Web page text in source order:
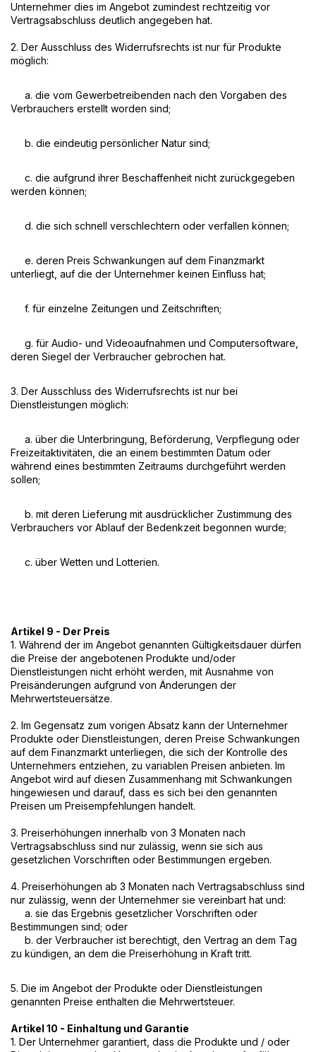
Unternehmer dies im Angebot zumindest rechtzeitig vor
Vertragsabschluss deutlich angegeben hat.
2. Der Ausschluss des Widerrufsrechts ist nur für Produkte
möglich:
a. die vom Gewerbetreibenden nach den Vorgaben des
Verbrauchers erstellt worden sind;
b. die eindeutig persönlicher Natur sind;
c. die aufgrund ihrer Beschaffenheit nicht zurückgegeben
werden können;
d. die sich schnell verschlechtern oder verfallen können;
e. deren Preis Schwankungen auf dem Finanzmarkt
unterliegt, auf die der Unternehmer keinen Einfluss hat;
f. für einzelne Zeitungen und Zeitschriften;
g. für Audio- und Videoaufnahmen und Computersoftware,
deren Siegel der Verbraucher gebrochen hat.
3. Der Ausschluss des Widerrufsrechts ist nur bei
Dienstleistungen möglich:
a. über die Unterbringung, Beförderung, Verpflegung oder
Freizeitaktivitäten, die an einem bestimmten Datum oder
während eines bestimmten Zeitraums durchgeführt werden
sollen;
b. mit deren Lieferung mit ausdrücklicher Zustimmung des
Verbrauchers vor Ablauf der Bedenkzeit begonnen wurde;
c. über Wetten und Lotterien.
Artikel 9 - Der Preis
1. Während der im Angebot genannten Gültigkeitsdauer dürfen
die Preise der angebotenen Produkte und/oder
Dienstleistungen nicht erhöht werden, mit Ausnahme von
Preisänderungen aufgrund von Änderungen der
Mehrwertsteuersätze.
2. Im Gegensatz zum vorigen Absatz kann der Unternehmer
Produkte oder Dienstleistungen, deren Preise Schwankungen
auf dem Finanzmarkt unterliegen, die sich der Kontrolle des
Unternehmers entziehen, zu variablen Preisen anbieten. Im
Angebot wird auf diesen Zusammenhang mit Schwankungen
hingewiesen und darauf, dass es sich bei den genannten
Preisen um Preisempfehlungen handelt.
3. Preiserhöhungen innerhalb von 3 Monaten nach
Vertragsabschluss sind nur zulässig, wenn sie sich aus
gesetzlichen Vorschriften oder Bestimmungen ergeben.
4. Preiserhöhungen ab 3 Monaten nach Vertragsabschluss sind
nur zulässig, wenn der Unternehmer sie vereinbart hat und:
a. sie das Ergebnis gesetzlicher Vorschriften oder
Bestimmungen sind; oder
b. der Verbraucher ist berechtigt, den Vertrag an dem Tag
zu kündigen, an dem die Preiserhöhung in Kraft tritt.
5. Die im Angebot der Produkte oder Dienstleistungen
genannten Preise enthalten die Mehrwertsteuer.
Artikel 10 - Einhaltung und Garantie
1. Der Unternehmer garantiert, dass die Produkte und / oder